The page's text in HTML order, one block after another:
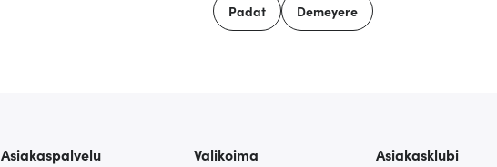
Padat Demeyere
Asiakaspalvelu
Valikoima
Asiakasklubi